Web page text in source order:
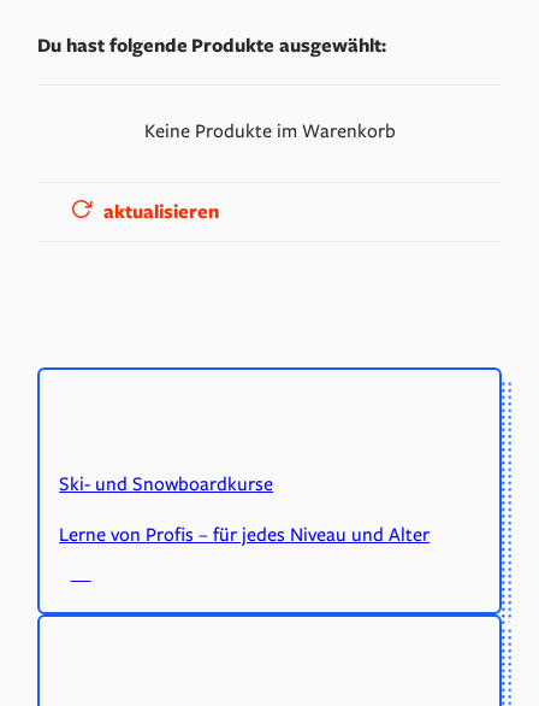
Du hast folgende Produkte ausgewählt:
Keine Produkte im Warenkorb
aktualisieren
Ski- und Snowboardkurse
Lerne von Profis – für jedes Niveau und Alter